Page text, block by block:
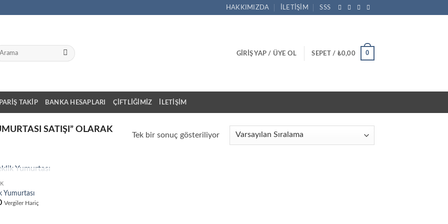
HAKKIMIZDA İLETIŞIM SSS
GIRIŞ YAP / ÜYE OL SEPET / ₺0,00 0
TAKIP BANKA HESAPLARI ÇIFTLIĞIMIZ İLETIŞIM
SATIŞI” OLARAK
Tek bir sonuç gösteriliyor
Yumurtası
Vergiler Hariç